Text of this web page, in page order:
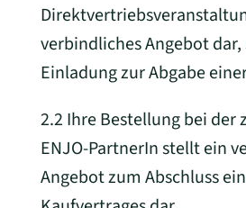
verbindliches Angebot
Einladung zur Abgabe
2.2 Ihre Bestellung bei der
ENJO-PartnerIn stellt ein
Angebot zum Abschluss